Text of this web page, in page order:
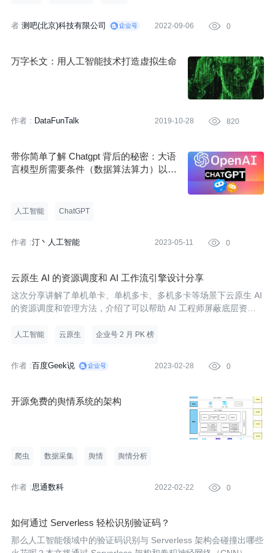
者 测吧(北京)科技有限公司 2022-09-06  0
万字长文：用人工智能技术打造虚拟生命
作者 : DataFunTalk 2019-10-28  820
带你简单了解 Chatgpt 背后的秘密：大语
言模型所需要条件（数据算法算力）以及
人工智能 ChatGPT
作者 :汀丶人工智能 2023-05-11  0
云原生 AI 的资源调度和 AI 工作流引擎设计分享
这次分享讲解了单机单卡、单机多卡、多机多卡等场景下云原生 AI
的资源调度和管理方法，介绍了可以帮助 AI 工程师屏蔽底层资源复
技术架构和产品细节。
人工智能 云原生 企业号 2 月 PK 榜
作者 :百度Geek说 2023-02-28  0
开源免费的舆情系统的架构
爬虫 数据采集 舆情 舆情分析
作者 :思通数科 2022-02-22  0
如何通过 Serverless 轻松识别验证码？
那么人工智能领域中的验证码识别与 Serverless 架构会碰撞出哪些